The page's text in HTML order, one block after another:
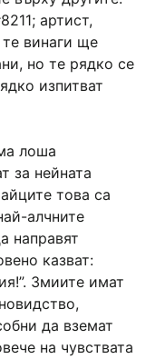
артист,
винаги ще
но те рядко се
изпитват
лоша
за нейната
това са
алчните
направят
казват:
Змиите имат
да вземат
на чувствата